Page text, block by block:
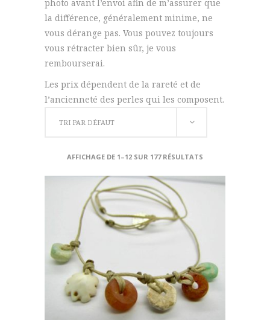
photo avant l’envoi afin de m’assurer que
la différence, généralement minime, ne
vous dérange pas. Vous pouvez toujours
vous rétracter bien sûr, je vous
rembourserai.
Les prix dépendent de la rareté et de
l’ancienneté des perles qui les composent.
TRI PAR DÉFAUT
AFFICHAGE DE 1–12 SUR 177 RÉSULTATS
AJOUTER AU PANIER